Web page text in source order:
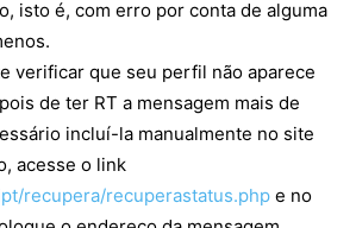
isto é, com erro por conta de alguma
verificar que seu perfil não aparece
de ter RT a mensagem mais de
incluí-la manualmente no site
acesse o link
recupera/recuperastatus.php e no